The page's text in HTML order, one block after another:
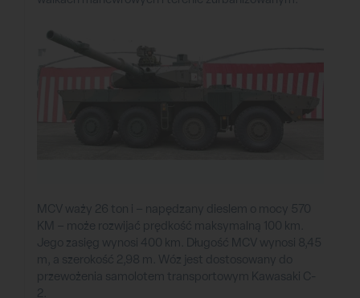
MCV waży 26 ton i – napędzany dieslem o mocy 570
KM – może rozwijać prędkość maksymalną 100 km.
Jego zasięg wynosi 400 km. Długość MCV wynosi 8,45
m, a szerokość 2,98 m. Wóz jest dostosowany do
przewożenia samolotem transportowym Kawasaki C-
2.